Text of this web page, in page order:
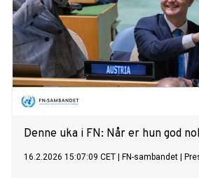
Denne uka i FN: Når er hun god
16.2.2026 15:07:09 CET FN-sambandet